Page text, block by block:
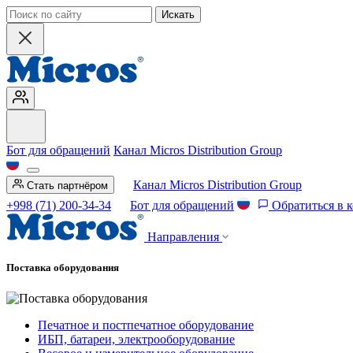
Искать
Бот для обращений Канал Micros Distribution Group
Стать партнёром
Канал Micros Distribution Group
+998 (71) 200-34-34
Бот для обращений Обратиться в
Направления
Поставка оборудования
Печатное и постпечатное оборудование
ИБП, батареи, электрооборудование